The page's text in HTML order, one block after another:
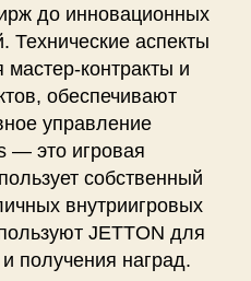
до инновационных
Технические аспекты
контракты и
обеспечивают
управление
— это игровая
собственный
внутриигровых
JETTON для
получения наград.